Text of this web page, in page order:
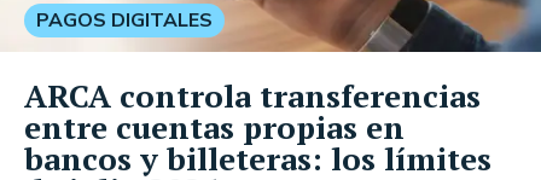
PAGOS DIGITALES
ARCA controla transferencias
entre cuentas propias en
bancos y billeteras: los límites